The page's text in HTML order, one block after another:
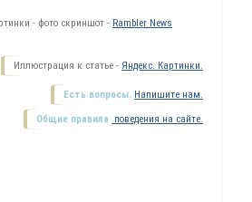
- фото скриншот - Rambler News
Иллюстрация к статье - Яндекс. Картинки.
Есть вопросы. Напишите нам.
Общие правила поведения на сайте.